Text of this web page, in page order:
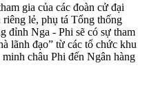
gia của các đoàn cử đại
lẻ, phụ tá Tổng thống
đỉnh Nga - Phi sẽ có sự tham
lãnh đạo” từ các tổ chức khu
châu Phi đến Ngân hàng